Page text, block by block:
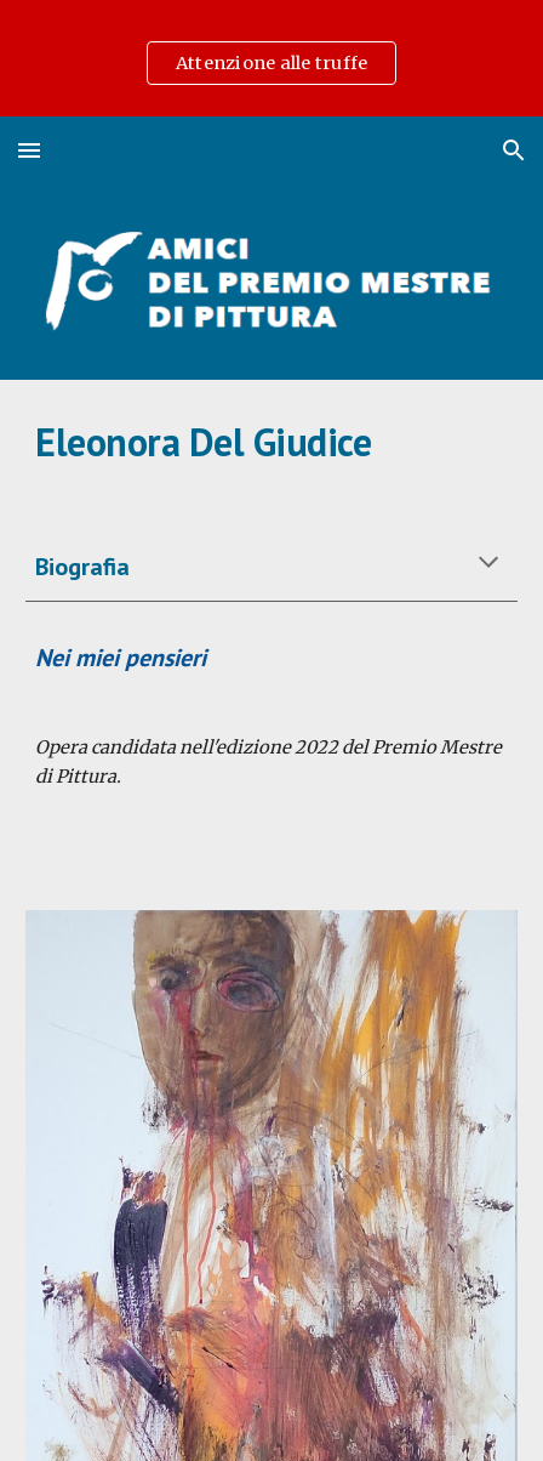
Skip to main content
Skip to navigation
Attenzione alle truffe
Eleonora Del Giudice
Biografia
Nei miei pensieri
Opera candidatanell'edizione 2022 del Premio Mestre
di Pittura.